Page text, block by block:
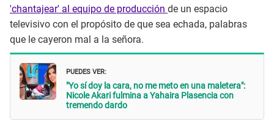
'chantajear' al equipo de producción de un espacio
televisivo con el propósito de que sea echada, palabras
que le cayeron mal a la señora.
PUEDES VER:
"Yo sí doy la cara, no me meto en una maletera":
Nicole Akari fulmina a Yahaira Plasencia con
tremendo dardo